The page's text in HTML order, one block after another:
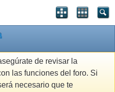
de revisar la
las funciones del foro. Si
necesario que te